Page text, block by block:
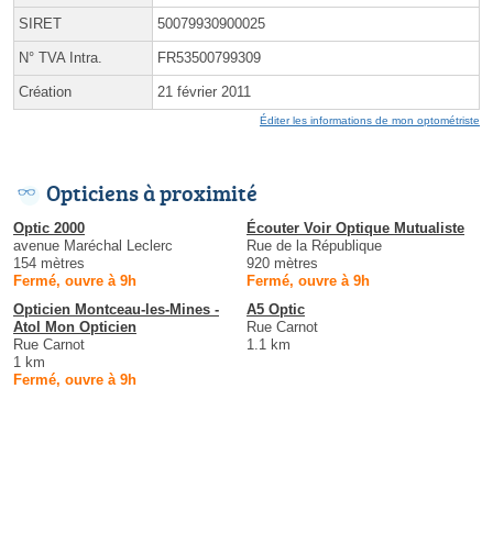
SIRET 50079930900025
N° TVA Intra. FR53500799309
Création 21 février 2011
Éditer les informations de mon optométriste
Opticiens à proximité
Optic 2000
avenue Maréchal Leclerc
154 mètres
Fermé, ouvre à 9h
Écouter Voir Optique Mutualiste
Rue de la République
920 mètres
Fermé, ouvre à 9h
Opticien Montceau-les-Mines -
Atol Mon Opticien
Rue Carnot
1 km
Fermé, ouvre à 9h
A5 Optic
Rue Carnot
1.1 km